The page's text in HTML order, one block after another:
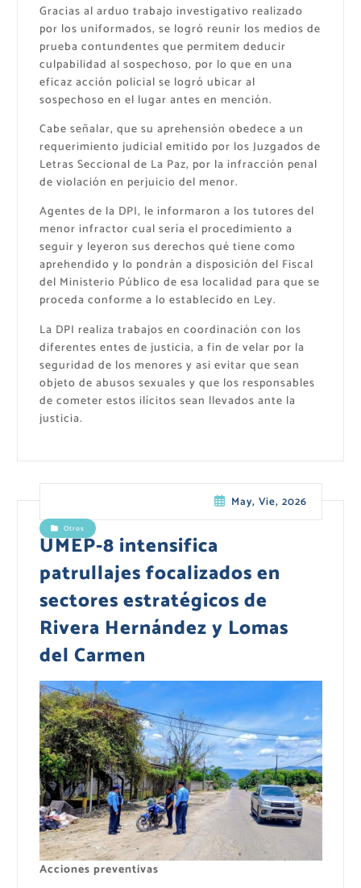
Gracias al arduo trabajo investigativo realizado
por los uniformados, se logró reunir los medios de
prueba contundentes que permitem deducir
culpabilidad al sospechoso, por lo que en una
eficaz acción policial se logró ubicar al
sospechoso en el lugar antes en mención.
Cabe señalar, que su aprehensión obedece a un
requerimiento judicial emitido por los Juzgados de
Letras Seccional de La Paz, por la infracción penal
de violación en perjuicio del menor.
Agentes de la DPI, le informaron a los tutores del
menor infractor cual sería el procedimiento a
seguir y leyeron sus derechos qué tiene como
aprehendido y lo pondrán a disposición del Fiscal
del Ministerio Público de esa localidad para que se
proceda conforme a lo establecido en Ley.
La DPI realiza trabajos en coordinación con los
diferentes entes de justicia, a fin de velar por la
seguridad de los menores y asi evitar que sean
objeto de abusos sexuales y que los responsables
de cometer estos ilícitos sean llevados ante la
justicia.
May, Vie, 2026
Otros
UMEP-8 intensifica
patrullajes focalizados en
sectores estratégicos de
Rivera Hernández y Lomas
del Carmen
Acciones preventivas